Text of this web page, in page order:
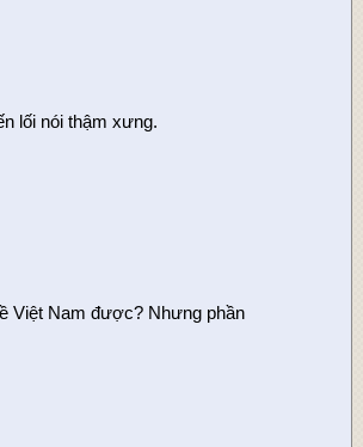
lối nói thậm xưng.
Việt Nam được? Nhưng phần